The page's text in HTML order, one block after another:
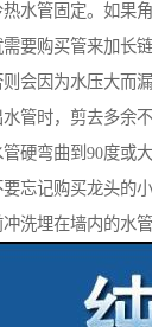
水管固定。如果
要购买管来加长
会因为水压大而
管时，剪去多余不
硬弯曲到90度或
忘记购买龙头的
洗埋在墙内的水管